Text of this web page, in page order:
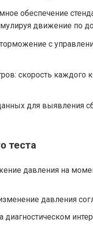
обеспечение
движение по
с
скорость каждого
для выявления
теста
давления на
давления
диагностическом